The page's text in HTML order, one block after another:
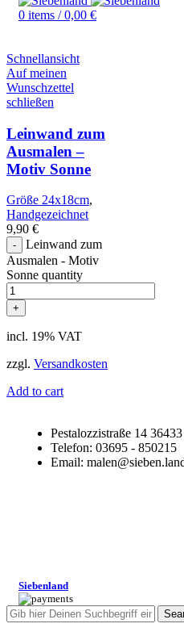
0 items / 0,00 €
Schnellansicht
Auf meinen
Wunschzettel
schließen
Leinwand zum
Ausmalen –
Motiv Sonne
Größe 24x18cm,
Handgezeichnet
9,90 €
Leinwand zum
Ausmalen - Motiv
Sonne quantity
incl. 19% VAT
zzgl. Versandkosten
Add to cart
Pestalozzistraße 14
Telefon: 03695 - 850215
Email:
Siebenland